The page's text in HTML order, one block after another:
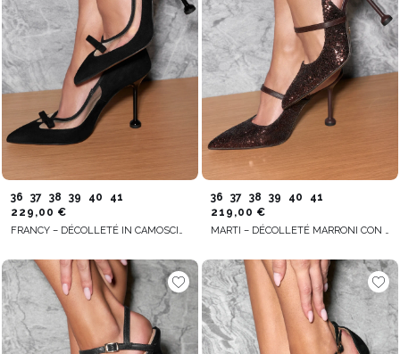
36 37 38 39 40
41
229,00 €
FRANCY – DÉCOLLETÉ IN CAMOSCIO NERO CON RETE TRASPARENTE
36 37 38 39 40
41
219,00 €
MARTI – DÉCOLLETÉ MARRONI CON APPLICAZIONE GLITTERATA